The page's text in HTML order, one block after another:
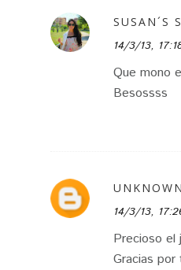
SUSAN´S
14/3/13,
Que mono
Besossss
UNKNOWN
14/3/13,
Precioso el
Gracias